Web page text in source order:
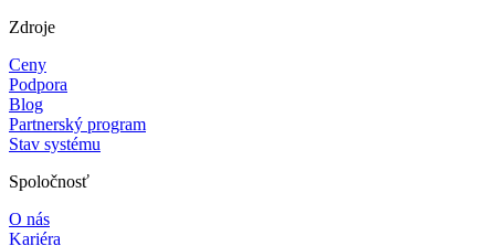
Zdroje
Ceny
Podpora
Blog
Partnerský program
Stav systému
Spoločnosť
O nás
Kariéra